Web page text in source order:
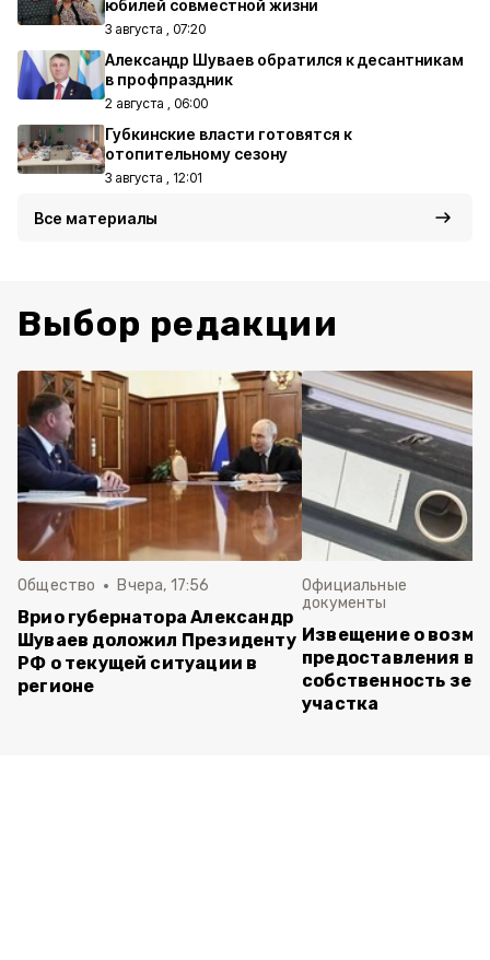
юбилей совместной жизни
3 августа , 07:20
Александр Шуваев обратился к десантникам
в профпраздник
2 августа , 06:00
Губкинские власти готовятся к
отопительному сезону
3 августа , 12:01
Все материалы
Выбор редакции
Общество Вчера, 17:56
Врио губернатора Александр
Шуваев доложил Президенту
РФ о текущей ситуации в
регионе
Официальные
документы
Извещение о
предоставления в
собственность
участка